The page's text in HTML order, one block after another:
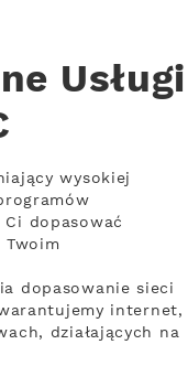
Usługi
wysokiej
dopasować
dopasowanie sieci
internet,
działających na